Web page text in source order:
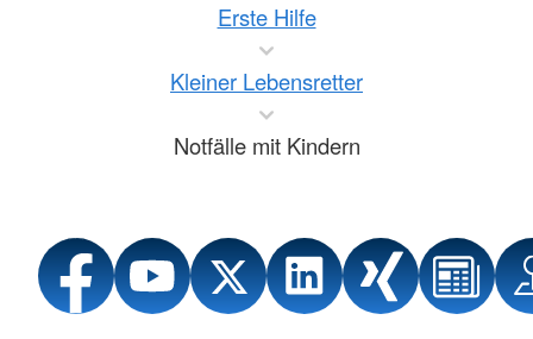
Erste Hilfe
Kleiner Lebensretter
Notfälle mit Kindern